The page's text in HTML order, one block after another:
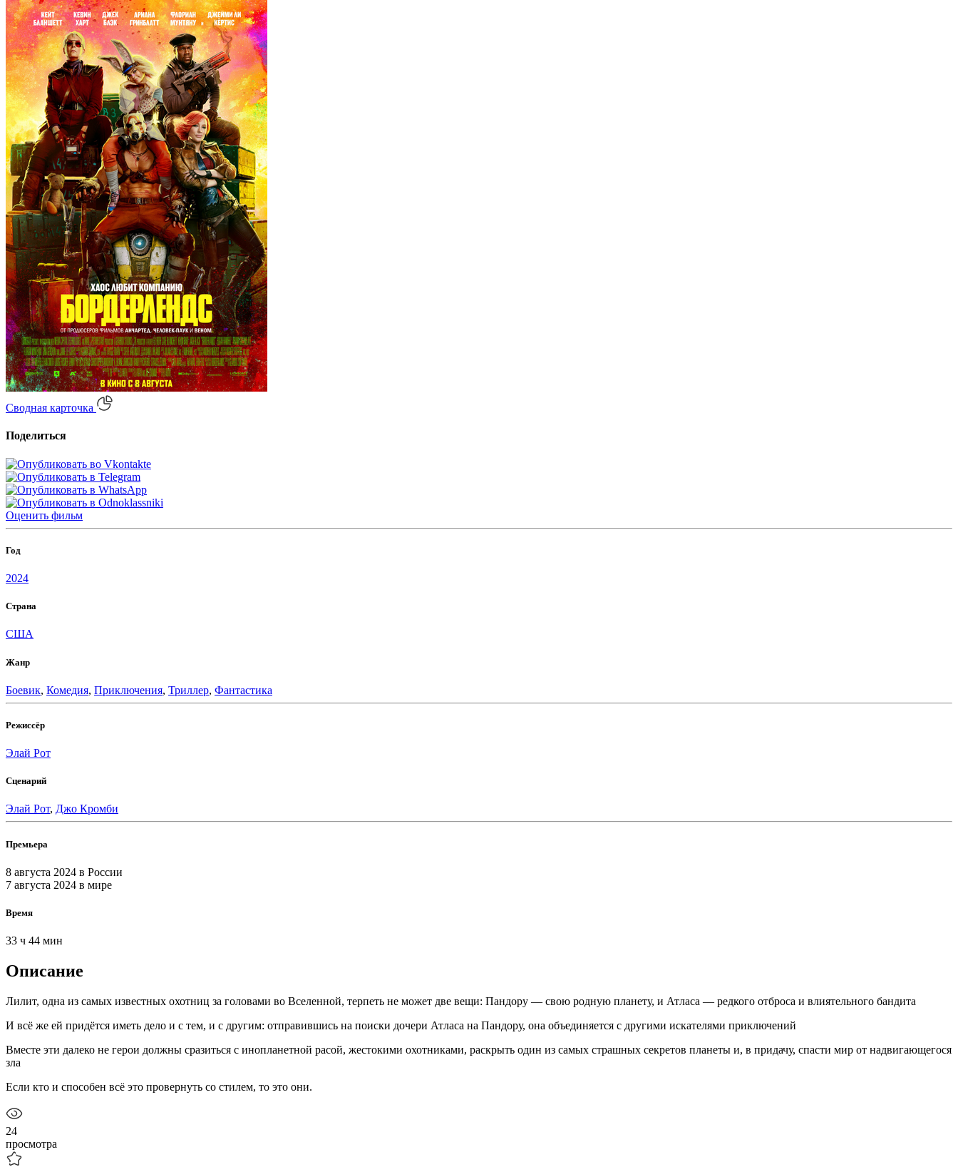
Сводная карточка
Поделиться
Оценить фильм
Год
2024
Страна
США
Жанр
Боевик, Комедия, Приключения, Триллер, Фантастика
Режиссёр
Элай Рот
Сценарий
Элай Рот, Джо Кромби
Премьера
8 августа 2024 в России
7 августа 2024 в мире
Время
33 ч 44 мин
Описание
Лилит, одна из самых известных охотниц за головами во Вселенной, терпеть не может две вещи: Пандору — свою родную планету, и Атласа — редкого отброса и влиятельного бандита
И всё же ей придётся иметь дело и с тем, и с другим: отправившись на поиски дочери Атласа на Пандору, она объединяется с другими искателями приключений
Вместе эти далеко не герои должны сразиться с инопланетной расой, жестокими охотниками, раскрыть один из самых страшных секретов планеты и, в придачу, спасти мир от надвигающегося
зла
Если кто и способен всё это провернуть со стилем, то это они.
24
просмотра